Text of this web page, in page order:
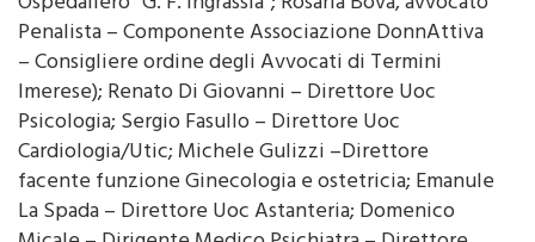
– Consigliere ordine degli Avvocati di Termini
Imerese); Renato Di Giovanni – Direttore Uoc
Psicologia; Sergio Fasullo – Direttore Uoc
Cardiologia/Utic; Michele Gulizzi –Direttore
facente funzione Ginecologia e ostetricia; Emanule
La Spada – Direttore Uoc Astanteria; Domenico
Micale – Dirigente Medico Psichiatra – Direttore